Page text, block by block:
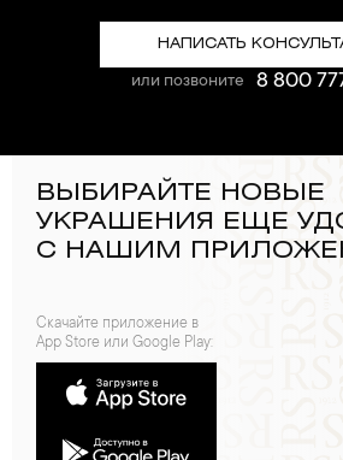
НАПИСАТЬ
или позвоните 8 800
ВЫБИРАЙТЕ НОВЫЕ
УКРАШЕНИЯ ЕЩЕ
С НАШИМ
Скачайте приложение в
App Store или Google Play: